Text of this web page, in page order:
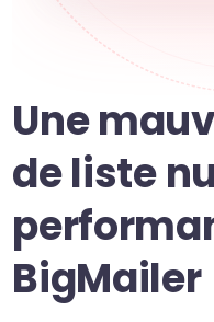
Une
de liste
BigMailer